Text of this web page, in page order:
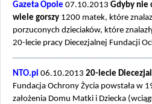
Gazeta Opole 07.10.2013 Gdyby nie
wiele gorszy 1200 matek, które
porzuconych dzieciaków, które
20-lecie pracy Diecezjalnej Fundacji
NTO.pl 06.10.2013 20-lecie
Fundacja Ochrony Życia powstała w
założenia Domu Matki i Dziecka